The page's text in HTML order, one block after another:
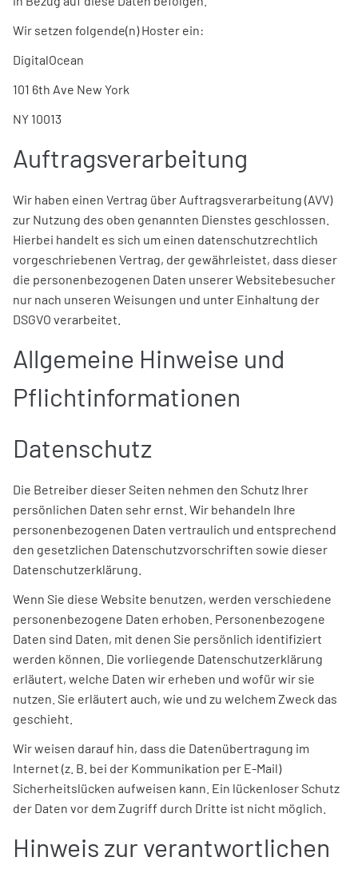
Wir setzen folgende(n) Hoster ein:
DigitalOcean
101 6th Ave New York
NY 10013
Auftragsverarbeitung
Wir haben einen Vertrag über Auftragsverarbeitung (AVV)
zur Nutzung des oben genannten Dienstes geschlossen.
Hierbei handelt es sich um einen datenschutzrechtlich
vorgeschriebenen Vertrag, der gewährleistet, dass dieser
die personenbezogenen Daten unserer Websitebesucher
nur nach unseren Weisungen und unter Einhaltung der
DSGVO verarbeitet.
Allgemeine Hinweise und
Pflichtinformationen
Datenschutz
Die Betreiber dieser Seiten nehmen den Schutz Ihrer
persönlichen Daten sehr ernst. Wir behandeln Ihre
personenbezogenen Daten vertraulich und entsprechend
den gesetzlichen Datenschutzvorschriften sowie dieser
Datenschutzerklärung.
Wenn Sie diese Website benutzen, werden verschiedene
personenbezogene Daten erhoben. Personenbezogene
Daten sind Daten, mit denen Sie persönlich identifiziert
werden können. Die vorliegende Datenschutzerklärung
erläutert, welche Daten wir erheben und wofür wir sie
nutzen. Sie erläutert auch, wie und zu welchem Zweck das
geschieht.
Wir weisen darauf hin, dass die Datenübertragung im
Internet (z. B. bei der Kommunikation per E-Mail)
Sicherheitslücken aufweisen kann. Ein lückenloser Schutz
der Daten vor dem Zugriff durch Dritte ist nicht möglich.
Hinweis zur verantwortlichen